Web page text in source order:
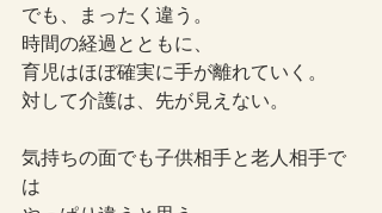
でも、まったく違う。
時間の経過とともに、
育児はほぼ確実に手が離れていく。
対して介護は、先が見えない。
気持ちの面でも子供相手と老人相手で
は